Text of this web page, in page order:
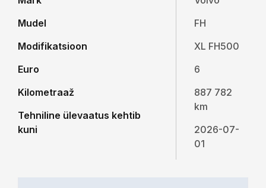
Mudel
Modifikatsioon
Euro
Kilometraaž
Tehniline ülevaatus kehtib
kuni
FH
XL FH500
6
887 782
km
2026-07-
01